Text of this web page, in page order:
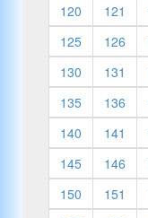
120
121
125
126
130
131
135
136
140
141
145
146
150
151